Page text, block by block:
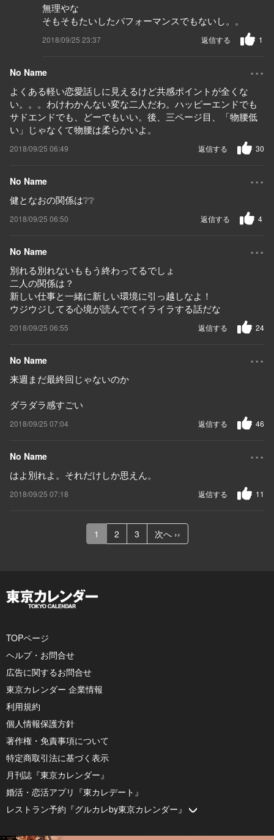
無理やな
そもそもたいしたパフォーマンスでもないし。。
2018/09/25 23:37 1
返信する
No Name ...
よくある軽い恋愛話しに見えるけど共感ポイントが全くな
い。。。わけわかんない変な二人だわ。ハッピーエンドでも
サドエンドでも、どーでもいい。後、三ページ目、「物腰低
い」じゃなくて物腰は柔らかいよ。
2018/09/25 06:49 30
返信する
No Name ...
健となおの関係は❔❔
2018/09/25 06:50 4
返信する
No Name ...
別れる別れないももう終わってるでしょ
二人の関係は？
新しい仕事と一緒に新しい環境に引っ越しなよ！
ウジウジしてる心境が読んでてイライラする話だな
2018/09/25 06:55 24
返信する
No Name ...
来週まだ最終回じゃないのか
ダラダラ感すごい
2018/09/25 07:04 46
返信する
No Name ...
はよ別れよ。それだけしか思えん。
2018/09/25 07:18 11
返信する
1 2 3 次へ ››
TOPページ
ヘルプ・お問合せ
広告に関するお問合せ
東京カレンダー 企業情報
利用規約
個人情報保護方針
著作権・免責事項について
特定商取引法に基づく表示
月刊誌『東京カレンダー』
婚活・恋活アプリ『東カレデート』
レストラン予約『グルカレby東京カレンダー』